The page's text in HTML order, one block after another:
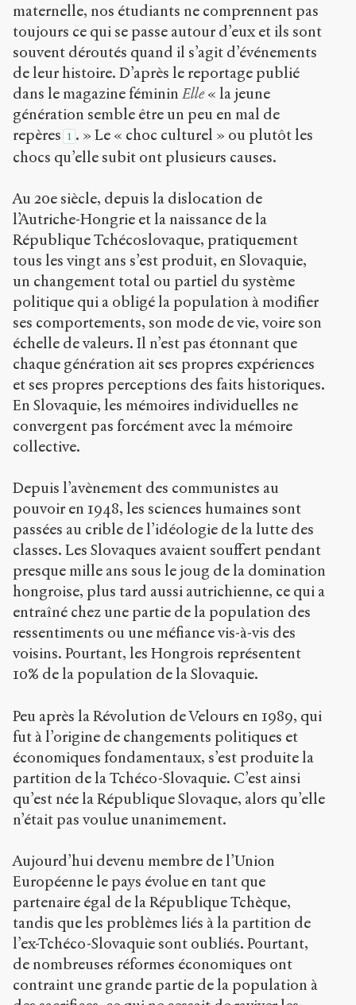
maternelle, nos étudiants ne comprennent pas
toujours ce qui se passe autour d’eux et ils sont
souvent déroutés quand il s’agit d’événements
de leur histoire. D’après le reportage publié
dans le magazine féminin Elle« la jeune
génération semble être un peu en mal de
repères 1 . » Le « choc culturel » ou plutôt les
chocs qu’elle subit ont plusieurs causes.
Au 20e siècle, depuis la dislocation de
l’Autriche-Hongrie et la naissance de la
République Tchécoslovaque, pratiquement
tous les vingt ans s’est produit, en Slovaquie,
un changement total ou partiel du système
politique qui a obligé la population à modifier
ses comportements, son mode de vie, voire son
échelle de valeurs. Il n’est pas étonnant que
chaque génération ait ses propres expériences
et ses propres perceptions des faits historiques.
En Slovaquie, les mémoires individuelles ne
convergent pas forcément avec la mémoire
collective.
Depuis l’avènement des communistes au
pouvoir en 1948, les sciences humaines sont
passées au crible de l’idéologie de la lutte des
classes. Les Slovaques avaient souffert pendant
presque mille ans sous le joug de la domination
hongroise, plus tard aussi autrichienne, ce qui a
entraîné chez une partie de la population des
ressentiments ou une méfiance vis-à-vis des
voisins. Pourtant, les Hongrois représentent
10% de la population de la Slovaquie.
Peu après la Révolution de Velours en 1989, qui
fut à l’origine de changements politiques et
économiques fondamentaux, s’est produite la
partition de la Tchéco-Slovaquie. C’est ainsi
qu’est née la République Slovaque, alors qu’elle
n’était pas voulue unanimement.
Aujourd’hui devenu membre de l’Union
Européenne le pays évolue en tant que
partenaire égal de la République Tchèque,
tandis que les problèmes liés à la partition de
l’ex-Tchéco-Slovaquie sont oubliés. Pourtant,
de nombreuses réformes économiques ont
contraint une grande partie de la population à